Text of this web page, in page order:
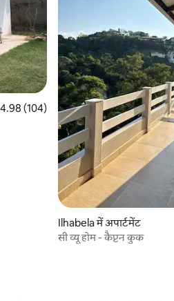
रेटिंग 5 में से 4.98, 104 समीक्षाएँ
4.98 (104)
Ilhabela में अपार्टमेंट
सी व्यू होम - कैप्टन कुक